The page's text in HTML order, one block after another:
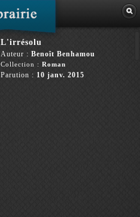
L'irrésolu
Auteur : Benoît Benhamou
Collection : Roman
Parution : 10 janv. 2015